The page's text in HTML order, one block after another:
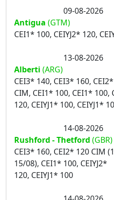
09-08-2026
Antigua (GTM)
CEI1* 100, CEIYJ2* 120,
13-08-2026
Alberti (ARG)
CEI3* 140, CEI3* 160,
CIM, CEI1* 100, CEI1* 100,
120, CEIYJ1* 100, CEIYJ1*
14-08-2026
Rushford - Thetford (GBR)
CEI3* 160, CEI2* 120 CIM
15/08), CEI1* 100, CEIYJ2*
120, CEIYJ1* 100